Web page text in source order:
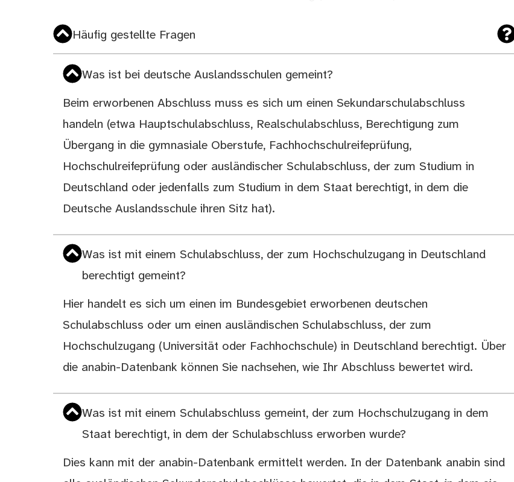
Häufig gestellte Fragen
Was ist bei deutsche Auslandsschulen gemeint?
Beim erworbenen Abschluss muss es sich um einen Sekundarschulabschluss
handeln (etwa Hauptschulabschluss, Realschulabschluss, Berechtigung zum
Übergang in die gymnasiale Oberstufe, Fachhochschulreifeprüfung,
Hochschulreifeprüfung oder ausländischer Schulabschluss, der zum Studium in
Deutschland oder jedenfalls zum Studium in dem Staat berechtigt, in dem die
Deutsche Auslandsschule ihren Sitz hat).
Was ist mit einem Schulabschluss, der zum Hochschulzugang in Deutschland
berechtigt gemeint?
Hier handelt es sich um einen im Bundesgebiet erworbenen deutschen
Schulabschluss oder um einen ausländischen Schulabschluss, der zum
Hochschulzugang (Universität oder Fachhochschule) in Deutschland berechtigt. Über
die anabin-Datenbank können Sie nachsehen, wie Ihr Abschluss bewertet wird.
Was ist mit einem Schulabschluss gemeint, der zum Hochschulzugang in dem
Staat berechtigt, in dem der Schulabschluss erworben wurde?
Dies kann mit der anabin-Datenbank ermittelt werden. In der Datenbank anabin sind